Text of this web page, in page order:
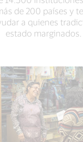
de 200 países y
a quienes
estado marginados.